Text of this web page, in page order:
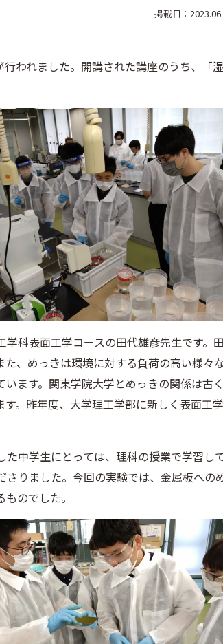
掲載日：
われました。開講された講座のうち、「湿
科表面工学コースの田代雄彦先生です。田
、めっきは環境に対する負荷の高い様々
ます。関東学院大学とめっきの関係は古く
。昨年度、大学理工学部に新しく表面工学
中学生にとっては、理科の授業で学習し
りました。今回の実験では、金属板への
のでした。